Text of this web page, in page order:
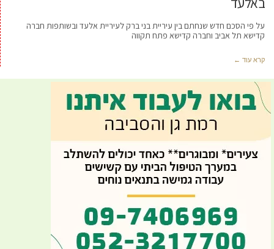
על פי הסכם חדש שנחתם בין עיריית בני ברק לעיריית אלעד ובשותפות חברה
קדישא תל אביב וחברה קדישא פתח תקווה
קרא עוד ←